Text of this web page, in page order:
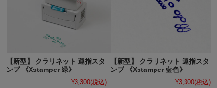
【新型】 クラリネット 運指スタ
ンプ 《Xstamper 緑》
¥3,300(税込)
【新型】 クラリネット 運指スタ
ンプ 《Xstamper 藍色》
¥3,300(税込)